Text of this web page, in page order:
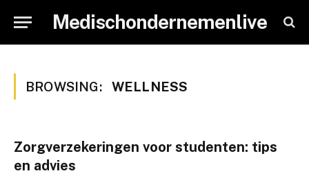
Medischondernemenlive
BROWSING: WELLNESS
Zorgverzekeringen voor studenten: tips
en advies